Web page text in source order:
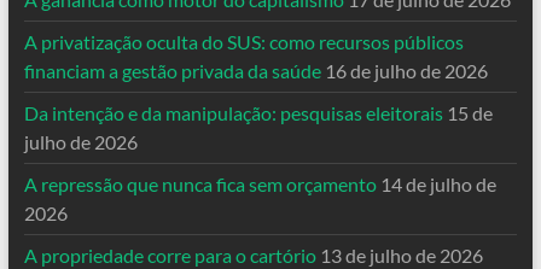
A privatização oculta do SUS: como recursos públicos
financiam a gestão privada da saúde 16 de julho de 2026
Da intenção e da manipulação: pesquisas eleitorais 15 de
julho de 2026
A repressão que nunca fica sem orçamento 14 de julho de
2026
A propriedade corre para o cartório 13 de julho de 2026